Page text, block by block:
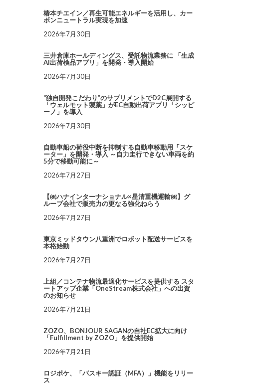
椿本チエイン／再生可能エネルギーを活用し、カー
ボンニュートラル実現を加速
2026年7月30日
三井倉庫ホールディングス、受託物流業務に 「生成
AI出荷検品アプリ」を開発・導入開始
2026年7月30日
“独自開発こだわり”のサプリメントでD2C展開する
「ウェルモット製薬」がEC自動出荷アプリ「シッピ
ーノ」を導入
2026年7月30日
自動車船の荷役中断を抑制する自動車移動用「スケ
ーター」を開発・導入 ～自力走行できない車両を約
5分で移動可能に～
2026年7月27日
【㈱ハナインターナショナル×星清重機運輸㈱】グ
ループ会社で販売力の更なる強化ねらう
2026年7月27日
東京ミッドタウン八重洲でロボット配送サービスを
本格始動
2026年7月27日
上組／コンテナ物流最適化サービスを提供する スタ
ートアップ企業「OneStream株式会社」への出資
のお知らせ
2026年7月21日
ZOZO、BONJOUR SAGANの自社EC拡大に向け
「Fulfillment by ZOZO」を提供開始
2026年7月21日
ロジポケ、「パスキー認証（MFA）」機能をリリー
ス